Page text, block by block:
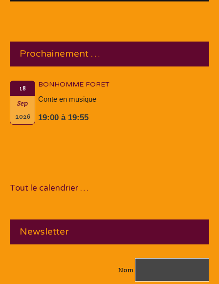
Prochainement …
18
Sep
2026
BONHOMME FORET
Conte en musique
19:00 à 19:55
Tout le calendrier …
Newsletter
Nom